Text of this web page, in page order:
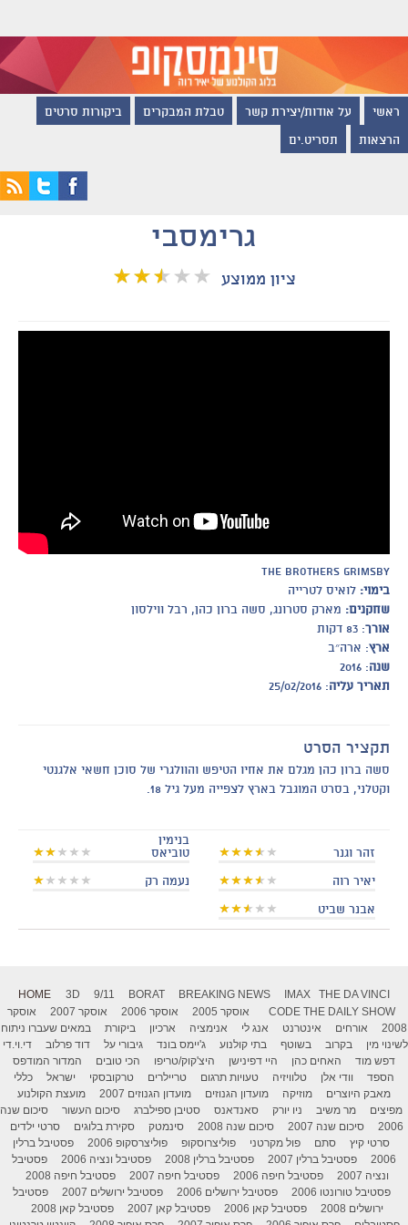
ראשי על אודות/יצירת קשר טבלת המבקרים ביקורות סרטים
הרצאות תסריט.ים
גרימסבי
ציון ממוצע
The Brothers Grimsby
בימוי: לואיס לטרייה
שחקנים: מארק סטרונג, סשה ברון כהן, רבל ווילסון
אורך: 83 דקות
ארץ: ארה״ב
שנה: 2016
תאריך עליה: 25/02/2016
תקציר הסרט
סשה ברון כהן מגלם את אחיו הטיפש והוולגרי של סוכן חשאי אלגנטי
וקטלני, בסרט המוגבל בארץ לצפייה מעל גיל 18.
זהר וגנר
בנימין
טוביאס
יאיר רוה נעמה רק
אבנר שביט
HOME 3D 9/11 BORAT BREAKING NEWS IMAX
THE DA VINCI
CODE THE DAILY SHOW אוסקר 2005 אוסקר 2006 אוסקר 2007
אוסקר
2008
אורחים אינטרנט אנג לי אנימציה ארכיון ביקורת
במאים שעברו ניתוח
לשינוי מין
בקרוב בשוטף בתי קולנוע ג'יימס בונד גיבורי על דוד פרלוב
די.וי.די
דפש מוד
האחים כהן היי דפינישן היצ'קוק/טריפו הכי טובים
המדור המודפס
הספד
וודי אלן טלוויזיה טעויות תרגום טריילרים טרקובסקי ישראל
כללי
מאבק היוצרים
מוזיקה מועדון הגנוזים מועדון הגנוזים 2007
מועצת הקולנוע
מפיצים
מר משיב ניו יורק סאנדאנס סטיבן ספילברג סיכום העשור
סיכום שנה
2006
סיכום שנה 2007 סיכום שנה 2008 סינמטק סקירת בלוגים
סרטי ילדים
סרטי קיץ
סתם פול מקרטני פוליצרוסקופ פוליצרסקופ 2006
פסטיבל ברלין
2006
פסטיבל ברלין 2007 פסטיבל ברלין 2008 פסטיבל ונציה 2006
פסטיבל
ונציה 2007
פסטיבל חיפה 2006 פסטיבל חיפה 2007
פסטיבל חיפה 2008
פסטיבל טורונטו 2006
פסטיבל ירושלים 2006 פסטיבל ירושלים 2007
פסטיבל
ירושלים 2008
פסטיבל קאן 2006 פסטיבל קאן 2007
פסטיבל קאן 2008